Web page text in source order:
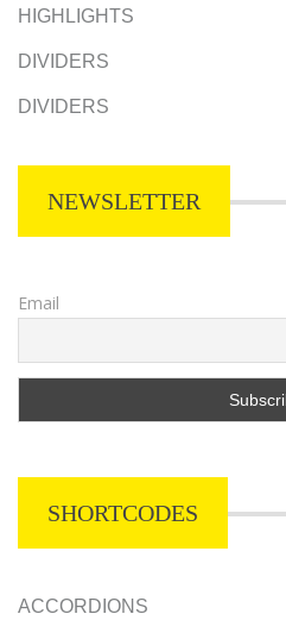
HIGHLIGHTS
DIVIDERS
DIVIDERS
NEWSLETTER
Email
SHORTCODES
ACCORDIONS